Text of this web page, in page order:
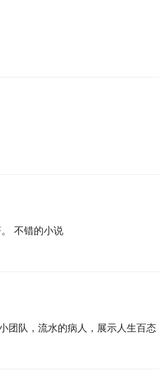
不错的小说
团队，流水的病人，展示人生百态